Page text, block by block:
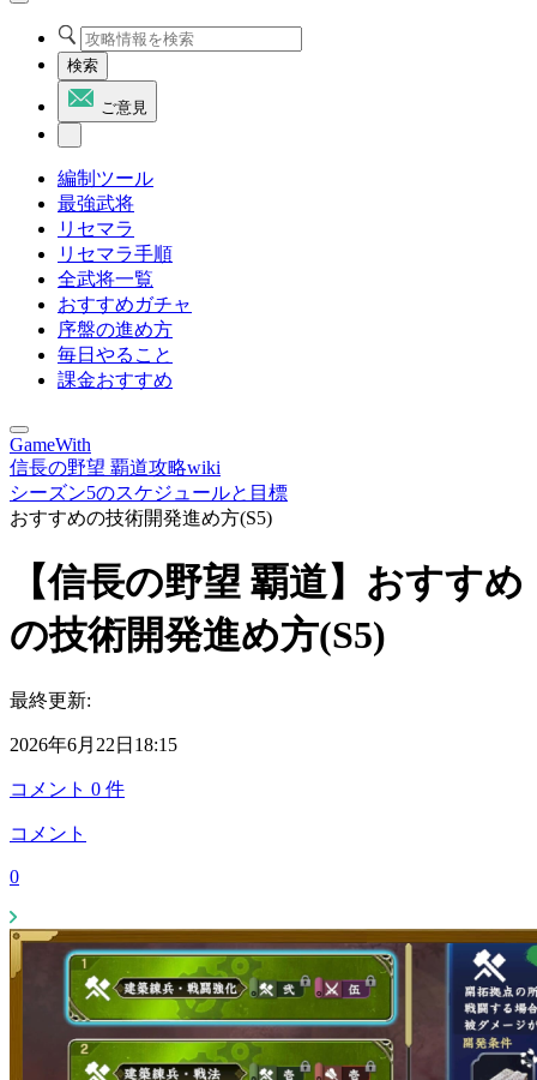
検索
ご意見
編制ツール
最強武将
リセマラ
リセマラ手順
全武将一覧
おすすめガチャ
序盤の進め方
毎日やること
課金おすすめ
GameWith
信長の野望 覇道攻略wiki
シーズン5のスケジュールと目標
おすすめの技術開発進め方(S5)
【信長の野望 覇道】おすすめ
の技術開発進め方(S5)
最終更新:
2026年6月22日18:15
コメント 0 件
コメント
0